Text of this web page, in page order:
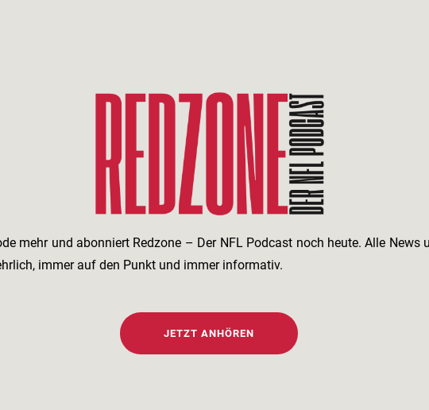
mehr und abonniert Redzone – Der NFL Podcast noch heute. Alle News
immer auf den Punkt und immer informativ.
JETZT ANHÖREN